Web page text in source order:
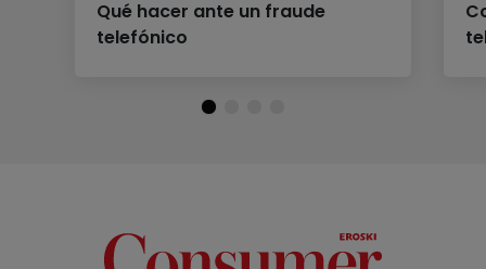
Qué hacer ante un fraude
telefónico